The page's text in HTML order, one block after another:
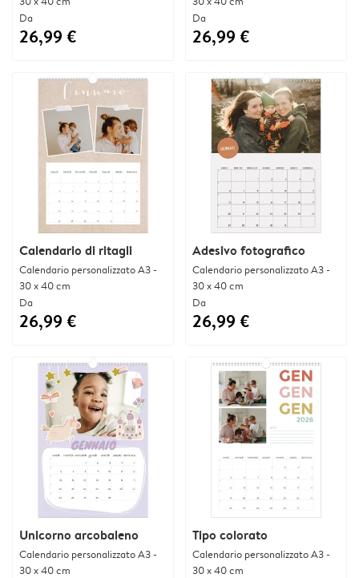
Da
26,99 €
Da
26,99 €
Calendario di ritagli
Calendario personalizzato A3 -
30 x 40 cm
Da
26,99 €
Adesivo fotografico
Calendario personalizzato A3 -
30 x 40 cm
Da
26,99 €
Unicorno arcobaleno
Calendario personalizzato A3 -
30 x 40 cm
Tipo colorato
Calendario personalizzato A3 -
30 x 40 cm